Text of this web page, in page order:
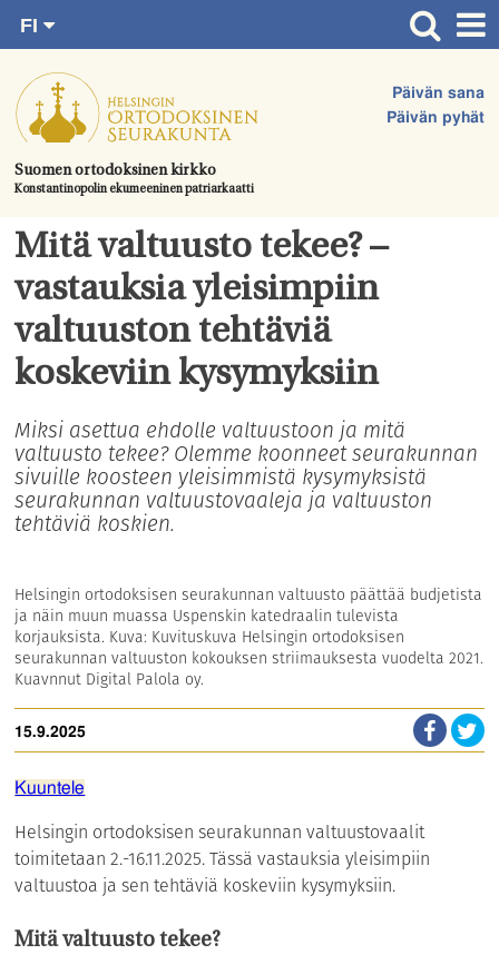
suoraan
sisältöön.
Suomen ortodoksinen kirkko
Konstantinopolin ekumeeninen patriarkaatti
Päivän sana
Päivän pyhät
FI
SV
EN
UA
Etusivu
Ajankohtaista
Juhlat & toimitukset
Kirkot
Apua & tukea
Tule mukaan
Hautausmaa
Mitä valtuusto tekee? –
vastauksia yleisimpiin
valtuuston tehtäviä
koskeviin kysymyksiin
Miksi asettua ehdolle valtuustoon ja mitä
valtuusto tekee? Olemme koonneet seurakunnan
sivuille koosteen yleisimmistä kysymyksistä
seurakunnan valtuustovaaleja ja valtuuston
tehtäviä koskien.
Helsingin ortodoksisen seurakunnan valtuusto päättää budjetista
ja näin muun muassa Uspenskin katedraalin tulevista
korjauksista. Kuva: Kuvituskuva Helsingin ortodoksisen
seurakunnan valtuuston kokouksen striimauksesta vuodelta 2021.
Kuavnnut Digital Palola oy.
15.9.2025
Kuuntele
Helsingin ortodoksisen seurakunnan valtuustovaalit
toimitetaan 2.-16.11.2025. Tässä vastauksia yleisimpiin
valtuustoa ja sen tehtäviä koskeviin kysymyksiin.
Mitä valtuusto tekee?